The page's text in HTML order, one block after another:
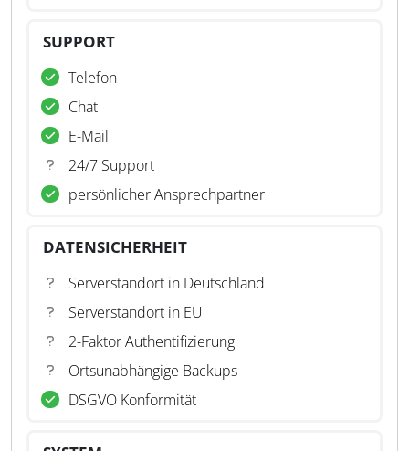
SUPPORT
Telefon
Chat
E-Mail
24/7 Support
persönlicher Ansprechpartner
DATENSICHERHEIT
Serverstandort in Deutschland
Serverstandort in EU
2-Faktor Authentifizierung
Ortsunabhängige Backups
DSGVO Konformität